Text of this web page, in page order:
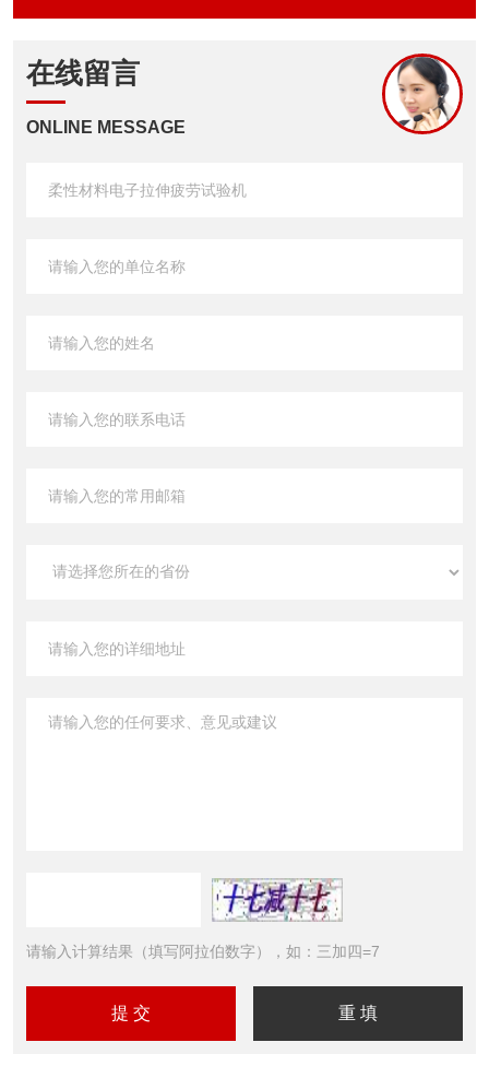
在线留言
ONLINE MESSAGE
请输入计算结果（填写阿拉伯数字），如：三加四=7